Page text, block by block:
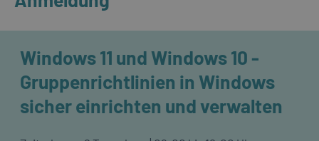
Windows 11 und Windows 10 -
Gruppenrichtlinien in Windows
sicher einrichten und verwalten